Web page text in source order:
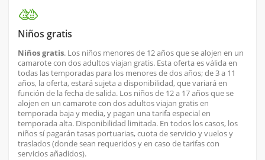
Niños gratis
Niños gratis. Los niños menores de 12 años que se alojen en un
camarote con dos adultos viajan gratis. Esta oferta es válida en
todas las temporadas para los menores de dos años; de 3 a 11
años, la oferta, estará sujeta a disponibilidad, que variará en
función de la fecha de salida. Los niños de 12 a 17 años que se
alojen en un camarote con dos adultos viajan gratis en
temporada baja y media, y pagan una tarifa especial en
temporada alta. Disponibilidad limitada. En todos los casos, los
niños sí pagarán tasas portuarias, cuota de servicio y vuelos y
traslados (donde sean requeridos y en caso de tarifas con
servicios añadidos).